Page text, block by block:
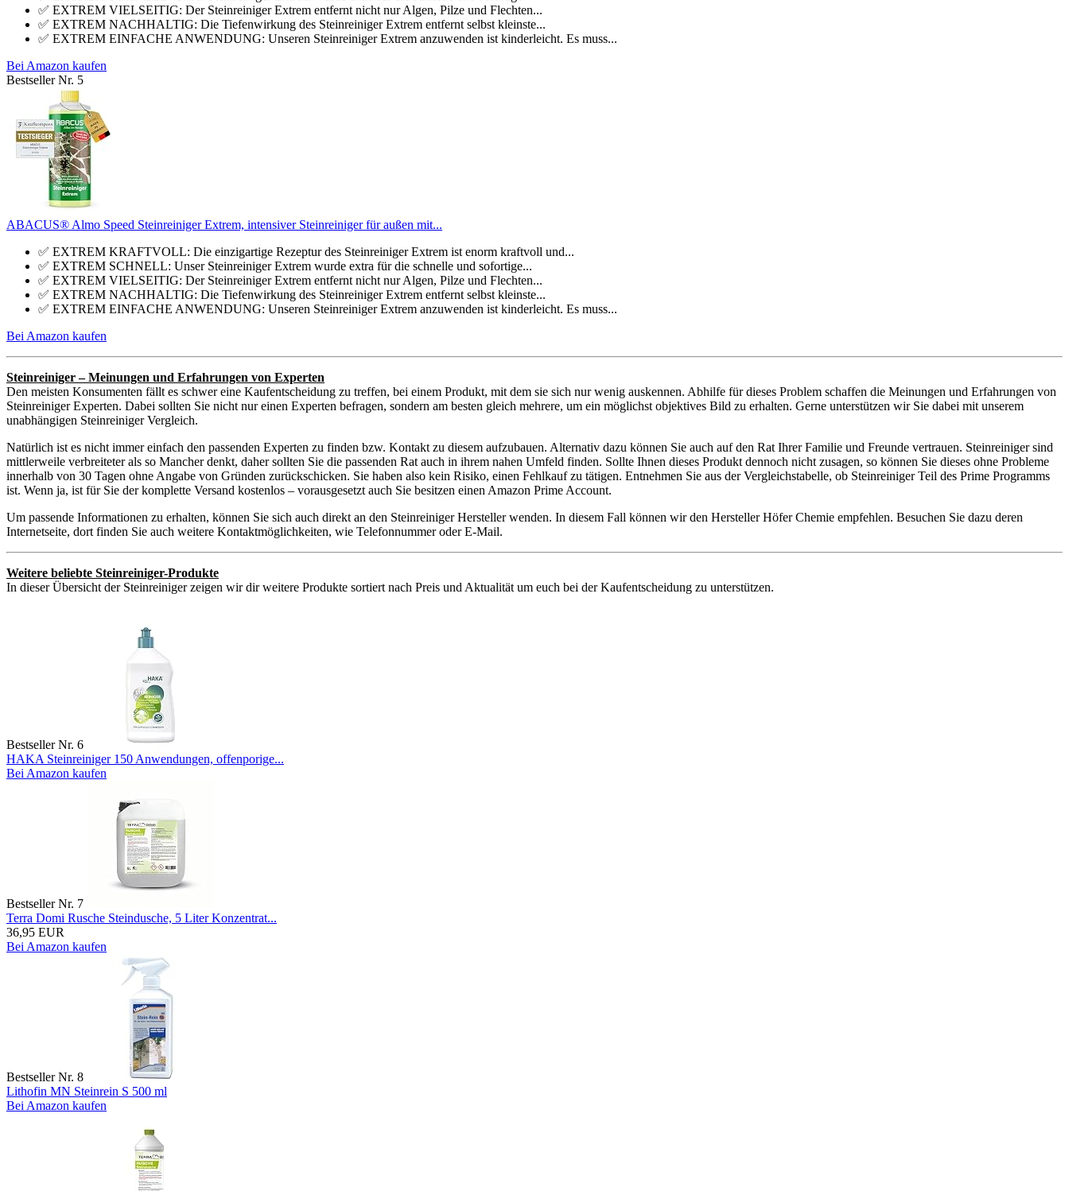
✅ EXTREM VIELSEITIG: Der Steinreiniger Extrem entfernt nicht nur Algen, Pilze und Flechten...
✅ EXTREM NACHHALTIG: Die Tiefenwirkung des Steinreiniger Extrem entfernt selbst kleinste...
✅ EXTREM EINFACHE ANWENDUNG: Unseren Steinreiniger Extrem anzuwenden ist kinderleicht. Es muss...
Bei Amazon kaufen
Bestseller Nr. 5
ABACUS® Almo Speed Steinreiniger Extrem, intensiver Steinreiniger für außen mit...
✅ EXTREM KRAFTVOLL: Die einzigartige Rezeptur des Steinreiniger Extrem ist enorm kraftvoll und...
✅ EXTREM SCHNELL: Unser Steinreiniger Extrem wurde extra für die schnelle und sofortige...
✅ EXTREM VIELSEITIG: Der Steinreiniger Extrem entfernt nicht nur Algen, Pilze und Flechten...
✅ EXTREM NACHHALTIG: Die Tiefenwirkung des Steinreiniger Extrem entfernt selbst kleinste...
✅ EXTREM EINFACHE ANWENDUNG: Unseren Steinreiniger Extrem anzuwenden ist kinderleicht. Es muss...
Bei Amazon kaufen
Steinreiniger – Meinungen und Erfahrungen von Experten
Den meisten Konsumenten fällt es schwer eine Kaufentscheidung zu treffen, bei einem Produkt, mit dem sie sich nur wenig auskennen. Abhilfe für dieses Problem schaffen die Meinungen und Erfahrungen von
Steinreiniger Experten. Dabei sollten Sie nicht nur einen Experten befragen, sondern am besten gleich mehrere, um ein möglichst objektives Bild zu erhalten. Gerne unterstützen wir Sie dabei mit unserem
unabhängigen Steinreiniger Vergleich.
Natürlich ist es nicht immer einfach den passenden Experten zu finden bzw. Kontakt zu diesem aufzubauen. Alternativ dazu können Sie auch auf den Rat Ihrer Familie und Freunde vertrauen. Steinreiniger sind
mittlerweile verbreiteter als so Mancher denkt, daher sollten Sie die passenden Rat auch in ihrem nahen Umfeld finden. Sollte Ihnen dieses Produkt dennoch nicht zusagen, so können Sie dieses ohne Probleme
innerhalb von 30 Tagen ohne Angabe von Gründen zurückschicken. Sie haben also kein Risiko, einen Fehlkauf zu tätigen. Entnehmen Sie aus der Vergleichstabelle, ob Steinreiniger Teil des Prime Programms
ist. Wenn ja, ist für Sie der komplette Versand kostenlos – vorausgesetzt auch Sie besitzen einen Amazon Prime Account.
Um passende Informationen zu erhalten, können Sie sich auch direkt an den Steinreiniger Hersteller wenden. In diesem Fall können wir den Hersteller Höfer Chemie empfehlen. Besuchen Sie dazu deren
Internetseite, dort finden Sie auch weitere Kontaktmöglichkeiten, wie Telefonnummer oder E-Mail.
Weitere beliebte Steinreiniger-Produkte
In dieser Übersicht der Steinreiniger zeigen wir dir weitere Produkte sortiert nach Preis und Aktualität um euch bei der Kaufentscheidung zu unterstützen.
Bestseller Nr. 6
HAKA Steinreiniger 150 Anwendungen, offenporige...
Bei Amazon kaufen
Bestseller Nr. 7
Terra Domi Rusche Steindusche, 5 Liter Konzentrat...
36,95 EUR
Bei Amazon kaufen
Bestseller Nr. 8
Lithofin MN Steinrein S 500 ml
Bei Amazon kaufen